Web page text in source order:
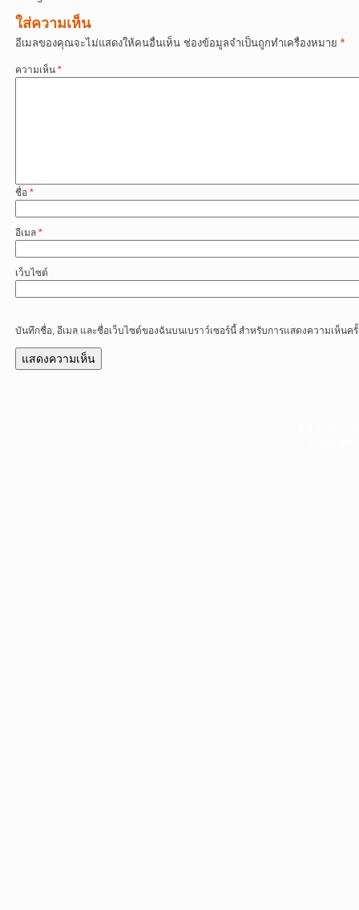
ใส่ความเห็น
อีเมลของคุณจะไม่แสดงให้คนอื่นเห็น ช่องข้อมูลจำเป็นถูกทำเครื่องหมาย *
ความเห็น *
ชื่อ *
อีเมล *
เว็บไซต์
บันทึกชื่อ, อีเมล และชื่อเว็บไซต์ของฉันบนเบราว์เซอร์นี้ สำหรับการแสดงความเห็นค